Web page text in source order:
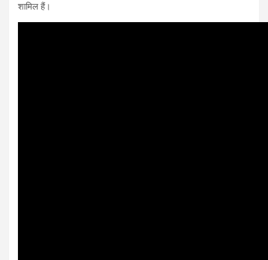
शामिल हैं।